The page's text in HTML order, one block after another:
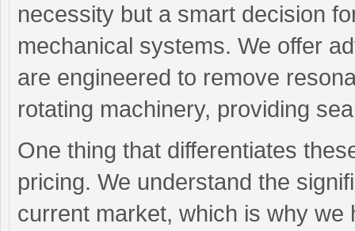
necessity but a smart decision
mechanical systems. We offer
are engineered to remove
rotating machinery, providing
One thing that differentiates
pricing. We understand the
current market, which is why